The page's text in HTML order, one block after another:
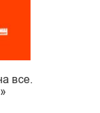
все.